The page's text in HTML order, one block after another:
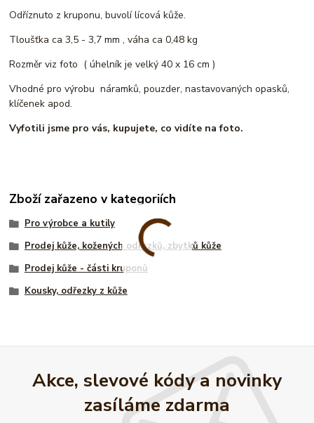
Odříznuto z kruponu, buvolí lícová kůže.
Tloušťka ca 3,5 - 3,7 mm , váha ca 0,48 kg
Rozměr viz foto ( úhelník je velký 40 x 16 cm )
Vhodné pro výrobu náramků, pouzder, nastavovaných opasků,
klíčenek apod.
Vyfotili jsme pro vás, kupujete, co vidíte na foto.
Zboží zařazeno v kategoriích
Pro výrobce a kutily
Prodej kůže, kožených odřezků, zbytků kůže
Prodej kůže - části kruponů
Kousky, odřezky z kůže
Akce, slevové kódy a novinky
zasíláme zdarma